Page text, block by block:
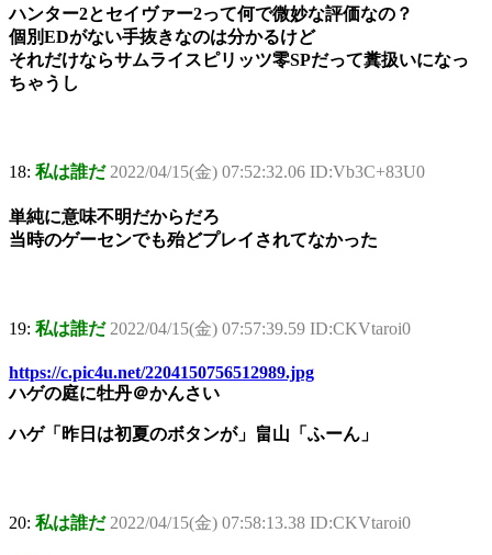
ハンター2とセイヴァー2って何で微妙な評価なの？
個別EDがない手抜きなのは分かるけど
それだけならサムライスピリッツ零SPだって糞扱いになっ
ちゃうし
18: 私は誰だ 2022/04/15(金) 07:52:32.06 ID:Vb3C+83U0
単純に意味不明だからだろ
当時のゲーセンでも殆どプレイされてなかった
19: 私は誰だ 2022/04/15(金) 07:57:39.59 ID:CKVtaroi0
https://c.pic4u.net/2204150756512989.jpg
ハゲの庭に牡丹＠かんさい
ハゲ「昨日は初夏のボタンが」畠山「ふーん」
20: 私は誰だ 2022/04/15(金) 07:58:13.38 ID:CKVtaroi0